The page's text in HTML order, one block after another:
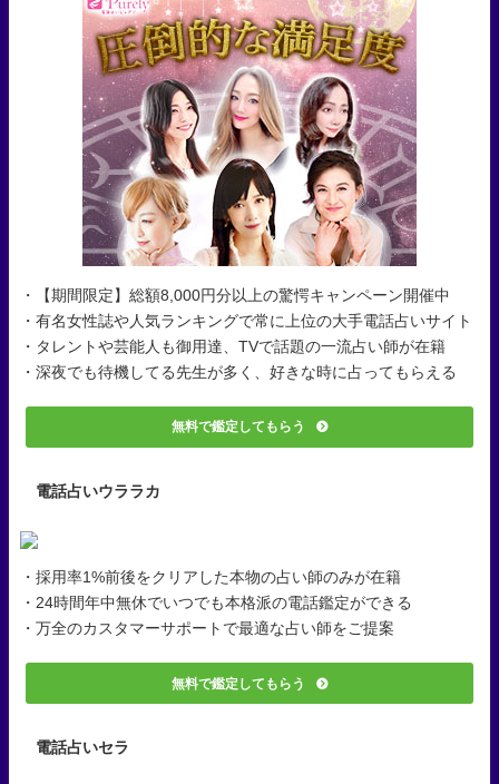
・【期間限定】総額8,000円分以上の驚愕キャンペーン開催中
・有名女性誌や人気ランキングで常に上位の大手電話占いサイト
・タレントや芸能人も御用達、TVで話題の一流占い師が在籍
・深夜でも待機してる先生が多く、好きな時に占ってもらえる
無料で鑑定してもらう
電話占いウララカ
・採用率1%前後をクリアした本物の占い師のみが在籍
・24時間年中無休でいつでも本格派の電話鑑定ができる
・万全のカスタマーサポートで最適な占い師をご提案
無料で鑑定してもらう
電話占いセラ